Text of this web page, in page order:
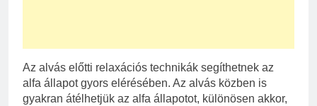
Az alvás előtti relaxációs technikák segíthetnek az
alfa állapot gyors elérésében. Az alvás közben is
gyakran átélhetjük az alfa állapotot, különösen akkor,